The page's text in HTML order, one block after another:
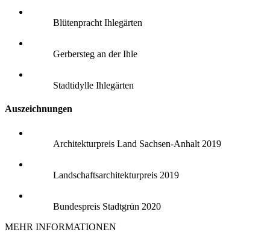
Blütenpracht Ihlegärten
Gerbersteg an der Ihle
Stadtidylle Ihlegärten
Auszeichnungen
Architekturpreis Land Sachsen-Anhalt 2019
Landschaftsarchitekturpreis 2019
Bundespreis Stadtgrün 2020
MEHR INFORMATIONEN